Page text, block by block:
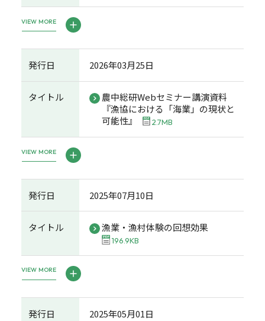
VIEW MORE
発行日 2026年03月25日
タイトル
農中総研Webセミナー講演資料
『漁協における「海業」の現状と
可能性』
2.7MB
VIEW MORE
発行日 2025年07月10日
タイトル 漁業・漁村体験の回想効果
196.9KB
VIEW MORE
発行日 2025年05月01日